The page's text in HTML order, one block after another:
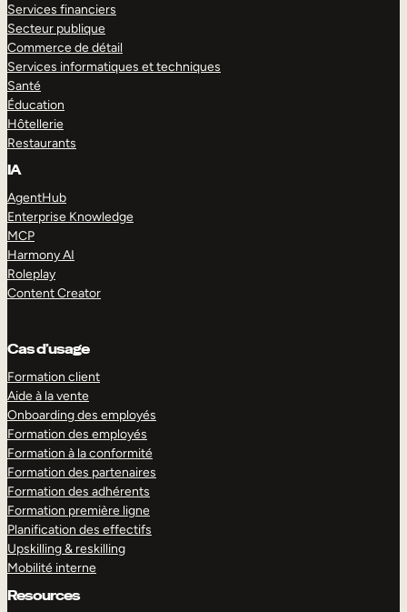
Services financiers
Secteur publique
Commerce de détail
Services informatiques et techniques
Santé
Éducation
Hôtellerie
Restaurants
IA
AgentHub
Enterprise Knowledge
MCP
Harmony AI
Roleplay
Content Creator
Cas d’usage
Formation client
Aide à la vente
Onboarding des employés
Formation des employés
Formation à la conformité
Formation des partenaires
Formation des adhérents
Formation première ligne
Planification des effectifs
Upskilling & reskilling
Mobilité interne
Resources